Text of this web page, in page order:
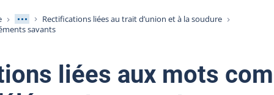
Afficher les niveaux intermédiaires
Rectifications liées au trait d’union et à la soudure
savants
liées aux mots